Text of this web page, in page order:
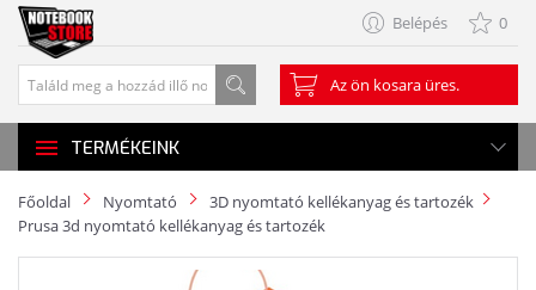
Belépés 0
Az ön kosara üres.
TERMÉKEINK
Főoldal Nyomtató
3D nyomtató kellékanyag és tartozék
Prusa 3d nyomtató kellékanyag és tartozék